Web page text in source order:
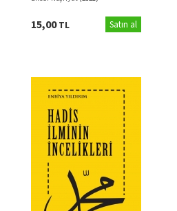
15,00TL Satın al